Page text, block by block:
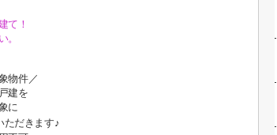
て！
。
物件／
建を
に
ただきます♪